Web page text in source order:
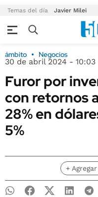
Temas del día Javier Milei
ámbito Negocios
30 de abril 2024 - 10:03
Furor por
con retornos
28% en
5%
+